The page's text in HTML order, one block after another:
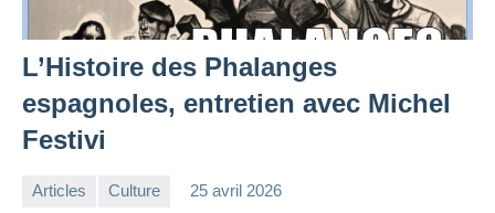
L’Histoire des Phalanges
espagnoles, entretien avec Michel
Festivi
Articles Culture 25 avril 2026